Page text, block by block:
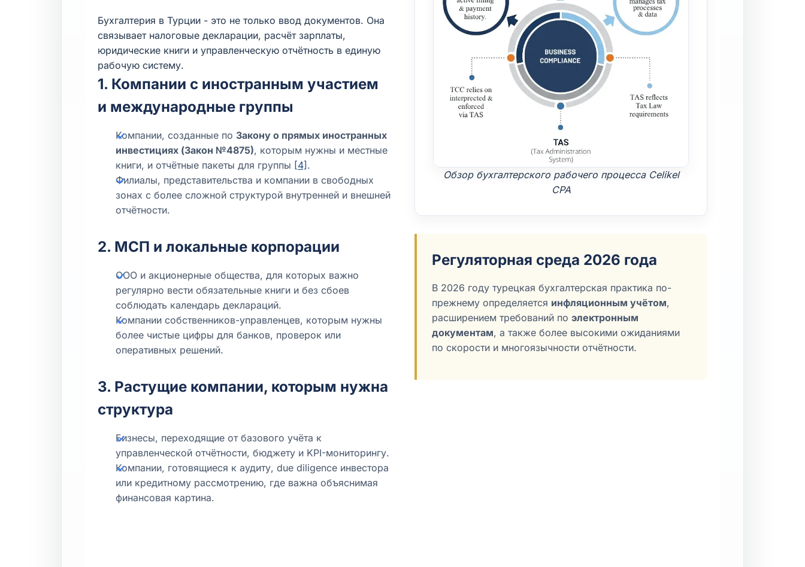
Бухгалтерия в Турции - это не только ввод документов. Она
связывает налоговые декларации, расчёт зарплаты,
юридические книги и управленческую отчётность в единую
рабочую систему.
1. Компании с иностранным участием
и международные группы
Компании, созданные по Закону о прямых иностранных
инвестициях (Закон №4875), которым нужны и местные
книги, и отчётные пакеты для группы [4] .
Филиалы, представительства и компании в свободных
зонах с более сложной структурой внутренней и внешней
отчётности.
2. МСП и локальные корпорации
ООО и акционерные общества, для которых важно
регулярно вести обязательные книги и без сбоев
соблюдать календарь деклараций.
Компании собственников-управленцев, которым нужны
более чистые цифры для банков, проверок или
оперативных решений.
3. Растущие компании, которым нужна
структура
Бизнесы, переходящие от базового учёта к
управленческой отчётности, бюджету и KPI-мониторингу.
Компании, готовящиеся к аудиту, due diligence инвестора
или кредитному рассмотрению, где важна объяснимая
финансовая картина.
Обзор бухгалтерского рабочего процесса Celikel
CPA
Регуляторная среда 2026 года
В 2026 году турецкая бухгалтерская практика по-
прежнему определяется инфляционным учётом,
расширением требований по электронным
документам, а также более высокими ожиданиями
по скорости и многоязычности отчётности.